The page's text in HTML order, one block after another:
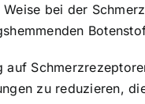
bei der
zu reduzieren,